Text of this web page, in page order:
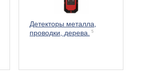
Детекторы металла,
проводки, дерева.
5